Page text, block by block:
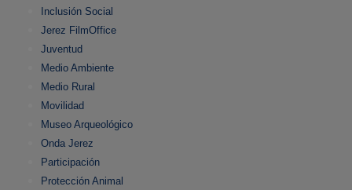
Inclusión Social
Jerez FilmOffice
Juventud
Medio Ambiente
Medio Rural
Movilidad
Museo Arqueológico
Onda Jerez
Participación
Protección Animal